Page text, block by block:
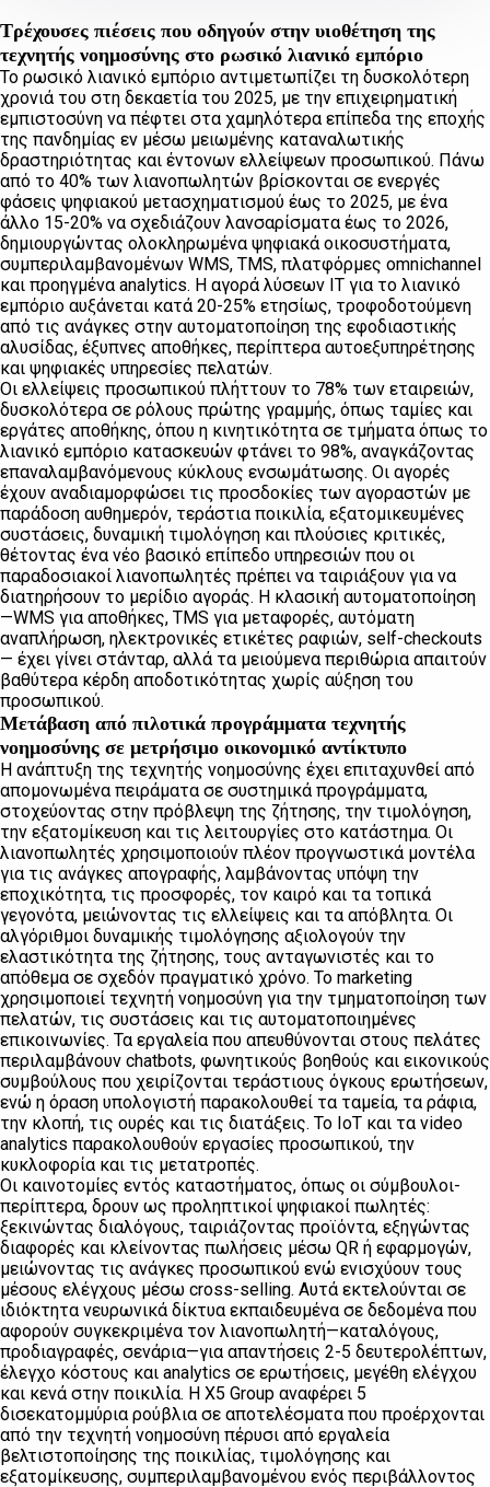
Τρέχουσες πιέσεις που οδηγούν στην υιοθέτηση της
τεχνητής νοημοσύνης στο ρωσικό λιανικό εμπόριο
Το ρωσικό λιανικό εμπόριο αντιμετωπίζει τη δυσκολότερη
χρονιά του στη δεκαετία του 2025, με την επιχειρηματική
εμπιστοσύνη να πέφτει στα χαμηλότερα επίπεδα της εποχής
της πανδημίας εν μέσω μειωμένης καταναλωτικής
δραστηριότητας και έντονων ελλείψεων προσωπικού. Πάνω
από το 40% των λιανοπωλητών βρίσκονται σε ενεργές
φάσεις ψηφιακού μετασχηματισμού έως το 2025, με ένα
άλλο 15-20% να σχεδιάζουν λανσαρίσματα έως το 2026,
δημιουργώντας ολοκληρωμένα ψηφιακά οικοσυστήματα,
συμπεριλαμβανομένων WMS, TMS, πλατφόρμες omnichannel
και προηγμένα analytics. Η αγορά λύσεων IT για το λιανικό
εμπόριο αυξάνεται κατά 20-25% ετησίως, τροφοδοτούμενη
από τις ανάγκες στην αυτοματοποίηση της εφοδιαστικής
αλυσίδας, έξυπνες αποθήκες, περίπτερα αυτοεξυπηρέτησης
και ψηφιακές υπηρεσίες πελατών.
Οι ελλείψεις προσωπικού πλήττουν το 78% των εταιρειών,
δυσκολότερα σε ρόλους πρώτης γραμμής, όπως ταμίες και
εργάτες αποθήκης, όπου η κινητικότητα σε τμήματα όπως το
λιανικό εμπόριο κατασκευών φτάνει το 98%, αναγκάζοντας
επαναλαμβανόμενους κύκλους ενσωμάτωσης. Οι αγορές
έχουν αναδιαμορφώσει τις προσδοκίες των αγοραστών με
παράδοση αυθημερόν, τεράστια ποικιλία, εξατομικευμένες
συστάσεις, δυναμική τιμολόγηση και πλούσιες κριτικές,
θέτοντας ένα νέο βασικό επίπεδο υπηρεσιών που οι
παραδοσιακοί λιανοπωλητές πρέπει να ταιριάξουν για να
διατηρήσουν το μερίδιο αγοράς. Η κλασική αυτοματοποίηση
—WMS για αποθήκες, TMS για μεταφορές, αυτόματη
αναπλήρωση, ηλεκτρονικές ετικέτες ραφιών, self-checkouts
— έχει γίνει στάνταρ, αλλά τα μειούμενα περιθώρια απαιτούν
βαθύτερα κέρδη αποδοτικότητας χωρίς αύξηση του
προσωπικού.
Μετάβαση από πιλοτικά προγράμματα τεχνητής
νοημοσύνης σε μετρήσιμο οικονομικό αντίκτυπο
Η ανάπτυξη της τεχνητής νοημοσύνης έχει επιταχυνθεί από
απομονωμένα πειράματα σε συστημικά προγράμματα,
στοχεύοντας στην πρόβλεψη της ζήτησης, την τιμολόγηση,
την εξατομίκευση και τις λειτουργίες στο κατάστημα. Οι
λιανοπωλητές χρησιμοποιούν πλέον προγνωστικά μοντέλα
για τις ανάγκες απογραφής, λαμβάνοντας υπόψη την
εποχικότητα, τις προσφορές, τον καιρό και τα τοπικά
γεγονότα, μειώνοντας τις ελλείψεις και τα απόβλητα. Οι
αλγόριθμοι δυναμικής τιμολόγησης αξιολογούν την
ελαστικότητα της ζήτησης, τους ανταγωνιστές και το
απόθεμα σε σχεδόν πραγματικό χρόνο. Το marketing
χρησιμοποιεί τεχνητή νοημοσύνη για την τμηματοποίηση των
πελατών, τις συστάσεις και τις αυτοματοποιημένες
επικοινωνίες. Τα εργαλεία που απευθύνονται στους πελάτες
περιλαμβάνουν chatbots, φωνητικούς βοηθούς και εικονικούς
συμβούλους που χειρίζονται τεράστιους όγκους ερωτήσεων,
ενώ η όραση υπολογιστή παρακολουθεί τα ταμεία, τα ράφια,
την κλοπή, τις ουρές και τις διατάξεις. Το IoT και τα video
analytics παρακολουθούν εργασίες προσωπικού, την
κυκλοφορία και τις μετατροπές.
Οι καινοτομίες εντός καταστήματος, όπως οι σύμβουλοι-
περίπτερα, δρουν ως προληπτικοί ψηφιακοί πωλητές:
ξεκινώντας διαλόγους, ταιριάζοντας προϊόντα, εξηγώντας
διαφορές και κλείνοντας πωλήσεις μέσω QR ή εφαρμογών,
μειώνοντας τις ανάγκες προσωπικού ενώ ενισχύουν τους
μέσους ελέγχους μέσω cross-selling. Αυτά εκτελούνται σε
ιδιόκτητα νευρωνικά δίκτυα εκπαιδευμένα σε δεδομένα που
αφορούν συγκεκριμένα τον λιανοπωλητή—καταλόγους,
προδιαγραφές, σενάρια—για απαντήσεις 2-5 δευτερολέπτων,
έλεγχο κόστους και analytics σε ερωτήσεις, μεγέθη ελέγχου
και κενά στην ποικιλία. Η X5 Group αναφέρει 5
δισεκατομμύρια ρούβλια σε αποτελέσματα που προέρχονται
από την τεχνητή νοημοσύνη πέρυσι από εργαλεία
βελτιστοποίησης της ποικιλίας, τιμολόγησης και
εξατομίκευσης, συμπεριλαμβανομένου ενός περιβάλλοντος